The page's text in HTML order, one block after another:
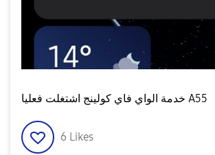
خدمة الواي فاي كولينج اشتغلت فعليا A55
6 Likes